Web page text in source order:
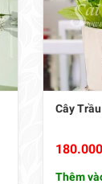
Cây
180.000
Thêm